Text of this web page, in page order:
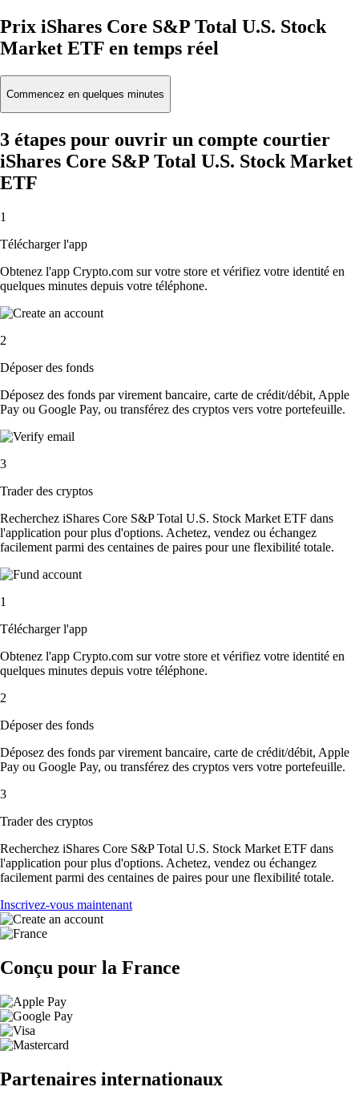
Prix iShares Core S&P Total U.S. Stock
Market ETF en temps réel
Commencez en quelques minutes
3 étapes pour ouvrir un compte courtier
iShares Core S&P Total U.S. Stock Market
ETF
1
Télécharger l'app
Obtenez l'app Crypto.com sur votre store et vérifiez votre identité en
quelques minutes depuis votre téléphone.
2
Déposer des fonds
Déposez des fonds par virement bancaire, carte de crédit/débit, Apple
Pay ou Google Pay, ou transférez des cryptos vers votre portefeuille.
3
Trader des cryptos
Recherchez iShares Core S&P Total U.S. Stock Market ETF dans
l'application pour plus d'options. Achetez, vendez ou échangez
facilement parmi des centaines de paires pour une flexibilité totale.
1
Télécharger l'app
Obtenez l'app Crypto.com sur votre store et vérifiez votre identité en
quelques minutes depuis votre téléphone.
2
Déposer des fonds
Déposez des fonds par virement bancaire, carte de crédit/débit, Apple
Pay ou Google Pay, ou transférez des cryptos vers votre portefeuille.
3
Trader des cryptos
Recherchez iShares Core S&P Total U.S. Stock Market ETF dans
l'application pour plus d'options. Achetez, vendez ou échangez
facilement parmi des centaines de paires pour une flexibilité totale.
Inscrivez-vous maintenant
Conçu pour la France
Partenaires internationaux